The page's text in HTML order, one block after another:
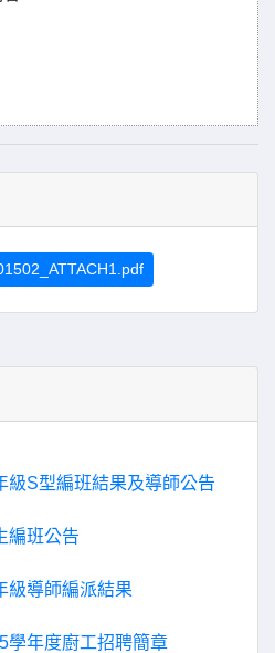
級S型編班結果及導師公告
編班公告
級導師編派結果
學年度廚工招聘簡章